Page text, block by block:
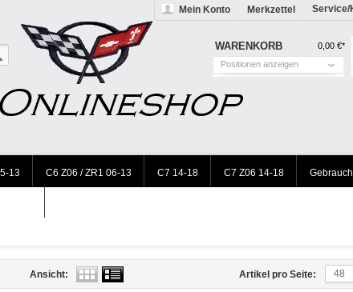
Mein Konto Merkzettel Service/
WARENKORB
0,00 €*
Positionen anzeigen
13 C6 Z06 / ZR1 06-13 C7 14-18 C7 Z06 14-18
Artikel pro Seite: 48
Ansicht: